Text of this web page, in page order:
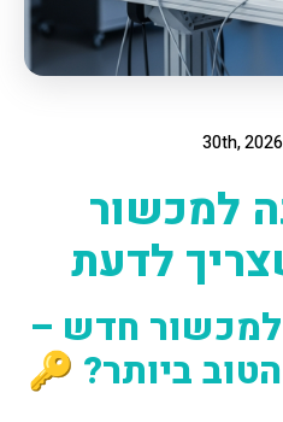
למכשור
לדעת
למכשור חדש –
ביותר? 🔑